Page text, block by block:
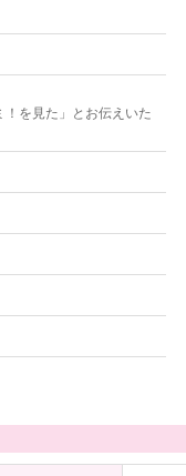
を見た」とお伝えいた